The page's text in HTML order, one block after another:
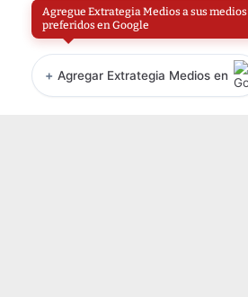
Agregue Extrategia Medios a sus medios
preferidos en Google
+ Agregar Extrategia Medios en